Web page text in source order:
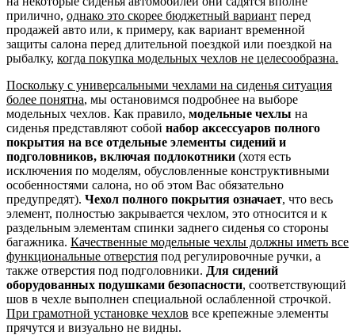
прилично, однако это скорее бюджетный вариант перед
продажей авто или, к примеру, как вариант временной
защиты салона перед длительной поездкой или поездкой на
рыбалку, когда покупка модельных чехлов не целесообразна.
Поскольку с универсальными чехлами на сиденья ситуация
более понятна, мы остановимся подробнее на выборе
модельных чехлов. Как правило, модельные чехлы на
сиденья представляют собой набор аксессуаров полного
покрытия на все отдельные элементы сидений и
подголовников, включая подлокотники (хотя есть
исключения по моделям, обусловленные конструктивными
особенностями салона, но об этом Вас обязательно
предупредят). Чехол полного покрытия означает, что весь
элемент, полностью закрывается чехлом, это относится и к
раздельным элементам спинки заднего сиденья со стороны
багажника. Качественные модельные чехлы должны иметь все
функциональные отверстия под регулировочные ручки, а
также отверстия под подголовники. Для сидений
оборудованных подушками безопасности, соответствующий
шов в чехле выполнен специальной ослабленной строчкой.
При грамотной установке чехлов все крепежные элементы
прячутся и визуально не видны.